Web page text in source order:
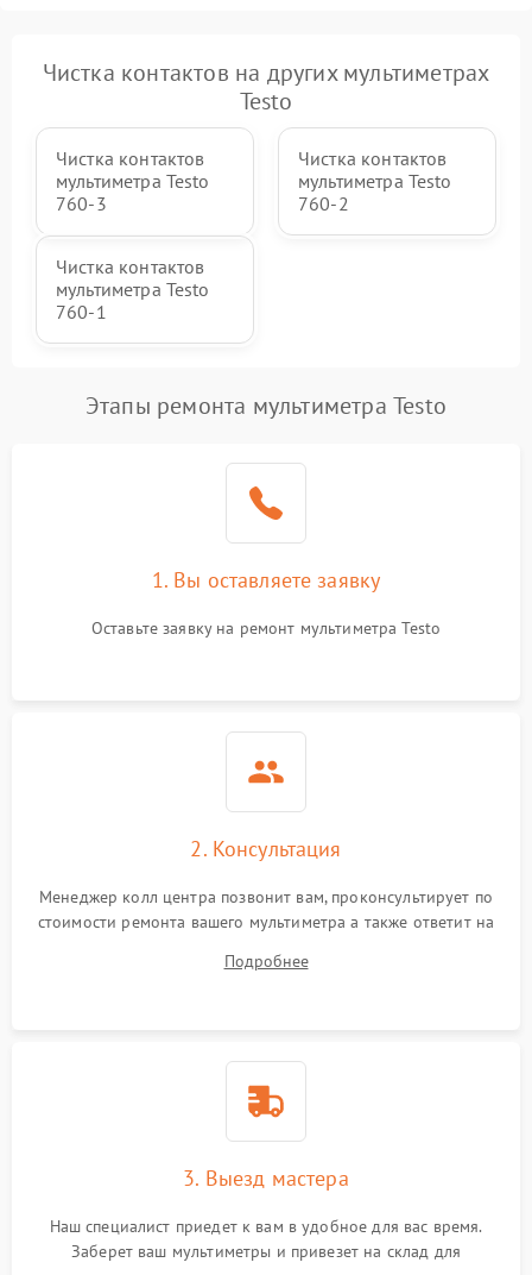
Чистка контактов на других мультиметрах
Testo
Чистка контактов
мультиметра Testo
760-3
Чистка контактов
мультиметра Testo
760-2
Чистка контактов
мультиметра Testo
760-1
Этапы ремонта мультиметра Testo
1. Вы оставляете заявку
Оставьте заявку на ремонт мультиметра Testo
2. Консультация
Менеджер колл центра позвонит вам, проконсультирует по
стоимости ремонта вашего мультиметра а также ответит на
Подробнее
3. Выезд мастера
Наш специалист приедет к вам в удобное для вас время.
Заберет ваш мультиметры и привезет на склад для